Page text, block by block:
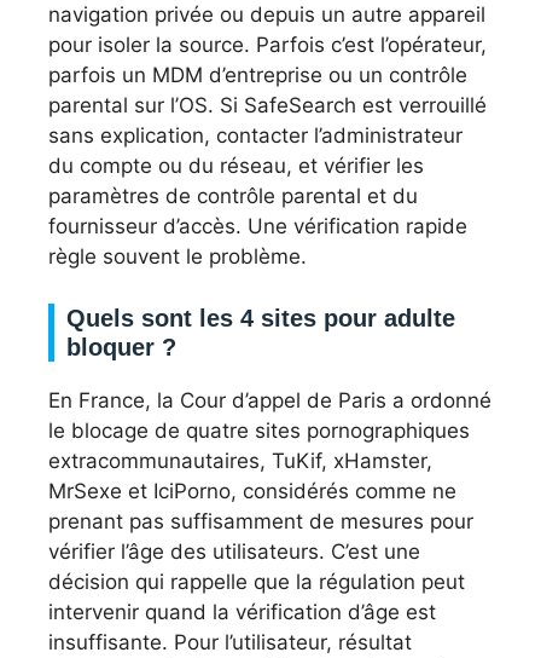
navigation privée ou depuis un autre appareil
pour isoler la source. Parfois c’est l’opérateur,
parfois un MDM d’entreprise ou un contrôle
parental sur l’OS. Si SafeSearch est verrouillé
sans explication, contacter l’administrateur
du compte ou du réseau, et vérifier les
paramètres de contrôle parental et du
fournisseur d’accès. Une vérification rapide
règle souvent le problème.
Quels sont les 4 sites pour adulte
bloquer ?
En France, la Cour d’appel de Paris a ordonné
le blocage de quatre sites pornographiques
extracommunautaires, TuKif, xHamster,
MrSexe et IciPorno, considérés comme ne
prenant pas suffisamment de mesures pour
vérifier l’âge des utilisateurs. C’est une
décision qui rappelle que la régulation peut
intervenir quand la vérification d’âge est
insuffisante. Pour l’utilisateur, résultat